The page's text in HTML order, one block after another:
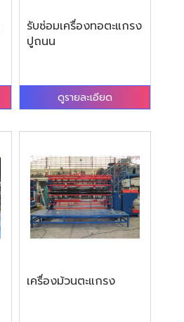
รับซ่อมเครื่องทอตะแกรง
ปูถนน
ดูรายละเอียด
เครื่องม้วนตะแกรง